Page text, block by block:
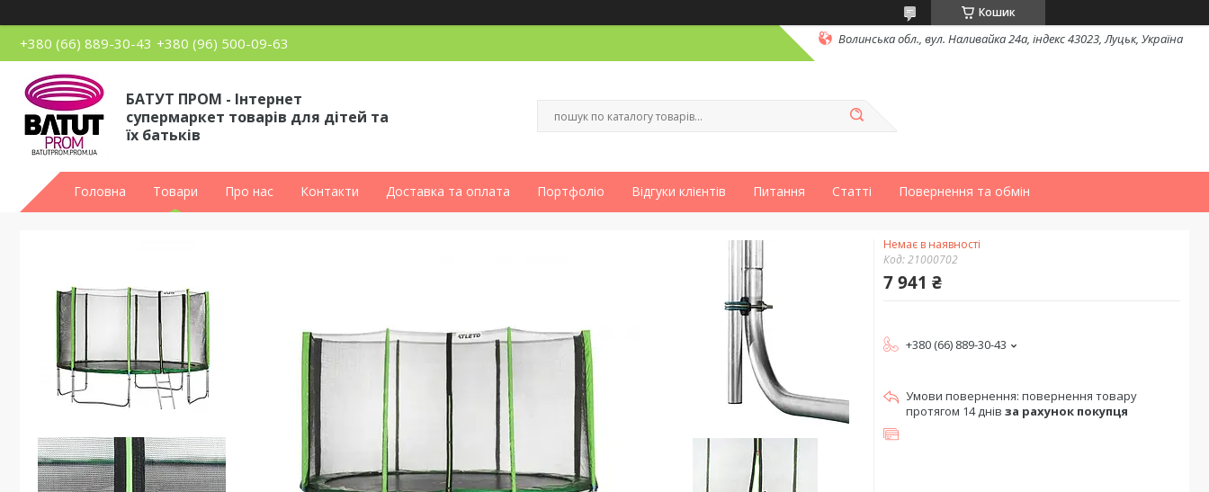
Кошик
+380 (66) 889-30-43 +380 (96) 500-09-63 Волинська обл., вул. Наливайка 24а, індекс 43023, Луцьк, Україна
БАТУТ ПРОМ - Інтернет
супермаркет товарів для дітей та
їх батьків
Головна Товари Про нас Контакти Доставка та оплата Портфоліо Відгуки клієнтів Питання Статті Повернення та обмін
Немає в наявності
Код:21000702
7 941 ₴
+380 (66) 889-30-43
повернення товару
протягом 14 днів за рахунок покупця